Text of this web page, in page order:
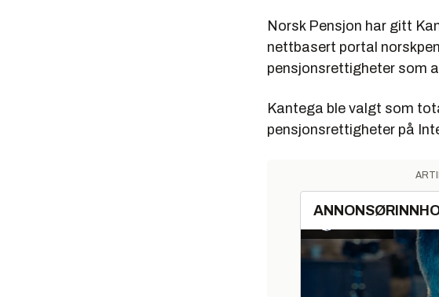
Norsk Pensjon har gitt
nettbasert portal
pensjonsrettigheter som
Kantega ble valgt som
pensjonsrettigheter på